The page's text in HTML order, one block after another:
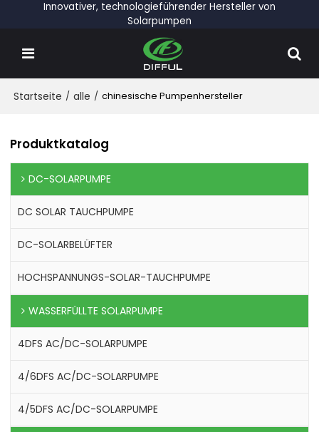
Innovativer, technologieführender Hersteller von
Solarpumpen
Startseite / alle / chinesische Pumpenhersteller
Produktkatalog
DC-SOLARPUMPE
DC SOLAR TAUCHPUMPE
DC-SOLARBELÜFTER
HOCHSPANNUNGS-SOLAR-TAUCHPUMPE
WASSERFÜLLTE SOLARPUMPE
4DFS AC/DC-SOLARPUMPE
4/6DFS AC/DC-SOLARPUMPE
4/5DFS AC/DC-SOLARPUMPE